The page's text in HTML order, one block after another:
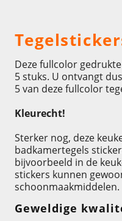
Deze fullcolor
5 stuks. U ontvangt
5 van deze fullcolor
Kleurecht!
Sterker nog, deze
badkamertegels
bijvoorbeeld in de
stickers kunnen
schoonmaakmiddelen.
Geweldige